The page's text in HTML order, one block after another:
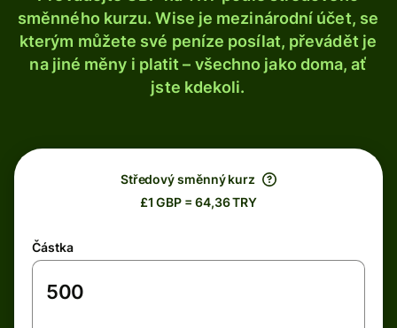
směnného kurzu. Wise je mezinárodní účet, se
kterým můžete své peníze posílat, převádět je
na jiné měny i platit – všechno jako doma, ať
jste kdekoli.
Středový směnný kurz
£1 GBP = 64,36 TRY
Částka